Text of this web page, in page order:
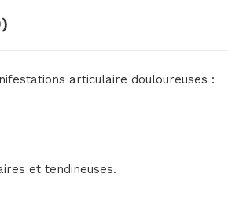
articulaire douloureuses :
et tendineuses.